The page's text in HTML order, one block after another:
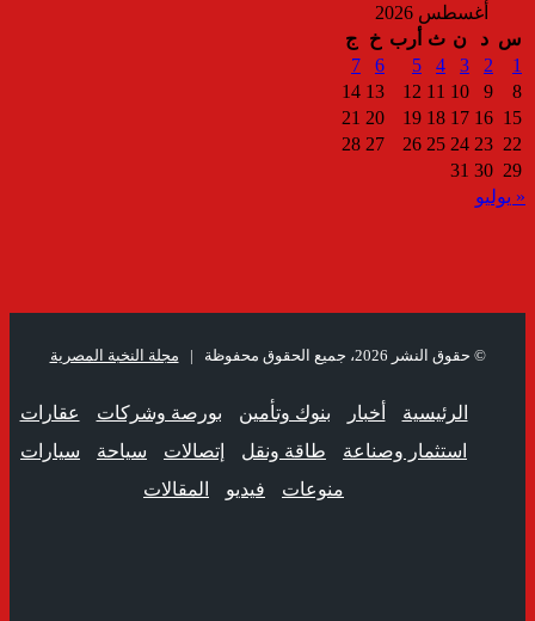
أغسطس 2026
س د ن ث أرب خ
ج
1
2
3
4
5
6
7
8
9
10
11
12
13
14
15
16
17
18
19
20
21
22
23
24
25
26
27
28
29
30
31
« يوليو
© حقوق النشر 2026، جميع الحقوق محفوظة | مجلة النخبة المصرية
الرئيسية أخبار بنوك وتأمين بورصة وشركات
عقارات
استثمار وصناعة
طاقة ونقل إتصالات سياحة
سيارات
منوعات
فيديو المقالات